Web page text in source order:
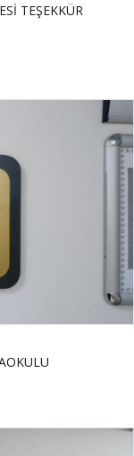
TEŞEKKÜR